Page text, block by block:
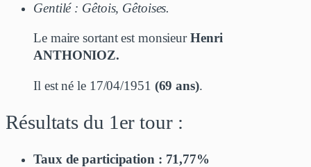
Gentilé : Gêtois, Gêtoises.
Le maire sortant est monsieur Henri
ANTHONIOZ.
Il est né le 17/04/1951 (69 ans).
Résultats du 1er tour :
Taux de participation : 71,77%